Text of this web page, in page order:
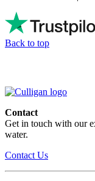
Back to top
Contact
Get in touch with our
water.
Contact Us